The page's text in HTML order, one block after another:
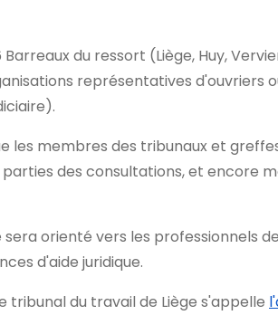
du ressort (Liège, Huy,
représentatives d'ouvriers
les membres des tribunaux et
des consultations, et encore
sera orienté vers les professionnels
d'aide juridique.
tribunal du travail de Liège s'appelle